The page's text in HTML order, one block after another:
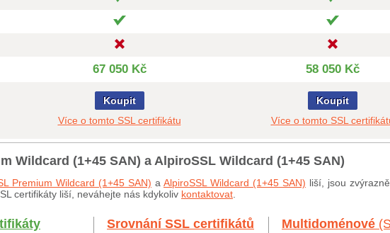
67 050 Kč 58 050 Kč
Koupit
Více o tomto SSL certifikátu
Koupit
Více o tomto SSL
Wildcard (1+45 SAN) a AlpiroSSL Wildcard (1+45 SAN)
Premium Wildcard (1+45 SAN) a AlpiroSSL Wildcard (1+45 SAN) liší, jsou
certifikáty liší, neváhejte nás kdykoliv kontaktovat
Srovnání SSL certifikátů Multidoménové